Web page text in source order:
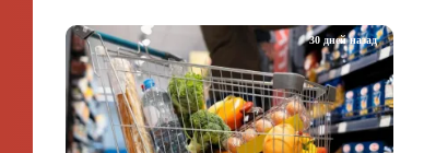
30 дней назад